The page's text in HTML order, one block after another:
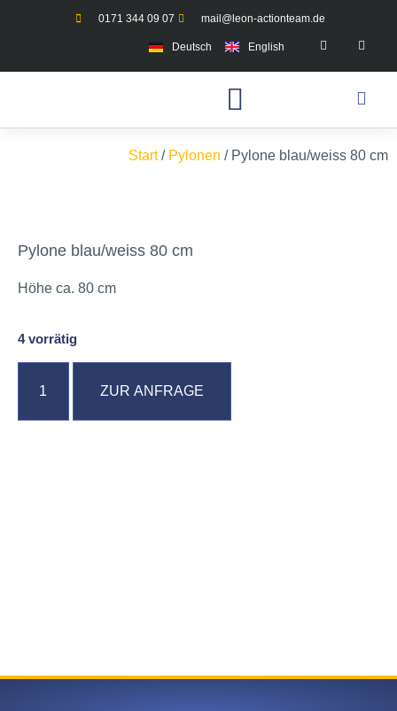
0171 344 09 07 mail@leon-actionteam.de
Deutsch English
Start/ Pylonen / Pylone blau/weiss 80 cm
Pylone blau/weiss 80 cm
Höhe ca. 80 cm
4 vorrätig
ZUR ANFRAGE